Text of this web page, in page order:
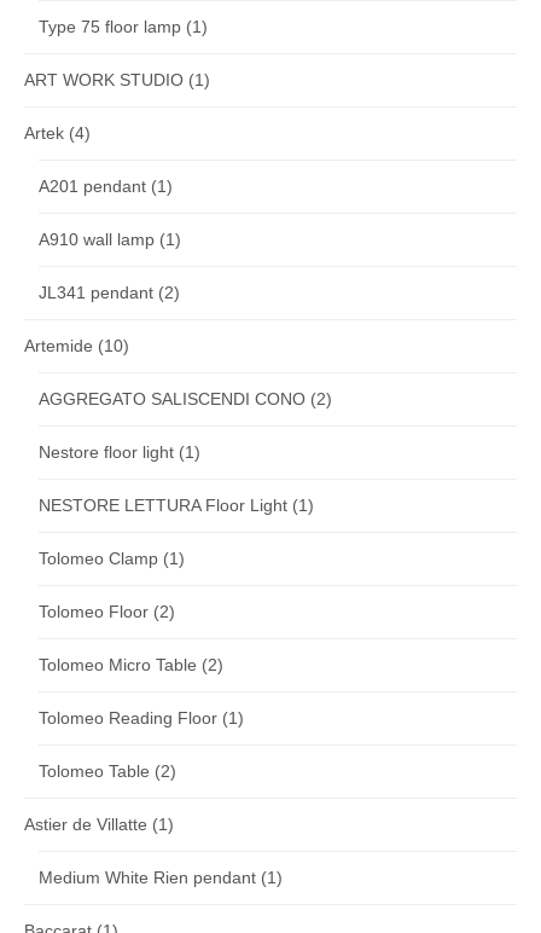
Type 75 floor lamp (1)
ART WORK STUDIO (1)
Artek (4)
A201 pendant (1)
A910 wall lamp (1)
JL341 pendant (2)
Artemide (10)
AGGREGATO SALISCENDI CONO (2)
Nestore floor light (1)
NESTORE LETTURA Floor Light (1)
Tolomeo Clamp (1)
Tolomeo Floor (2)
Tolomeo Micro Table (2)
Tolomeo Reading Floor (1)
Tolomeo Table (2)
Astier de Villatte (1)
Medium White Rien pendant (1)